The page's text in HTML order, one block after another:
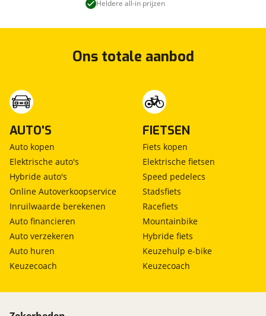
Heldere all-in prijzen
Ons totale aanbod
AUTO'S
Auto kopen
Elektrische auto's
Hybride auto's
Online Autoverkoopservice
Inruilwaarde berekenen
Auto financieren
Auto verzekeren
Auto huren
Keuzecoach
FIETSEN
Fiets kopen
Elektrische fietsen
Speed pedelecs
Stadsfiets
Racefiets
Mountainbike
Hybride fiets
Keuzehulp e-bike
Keuzecoach